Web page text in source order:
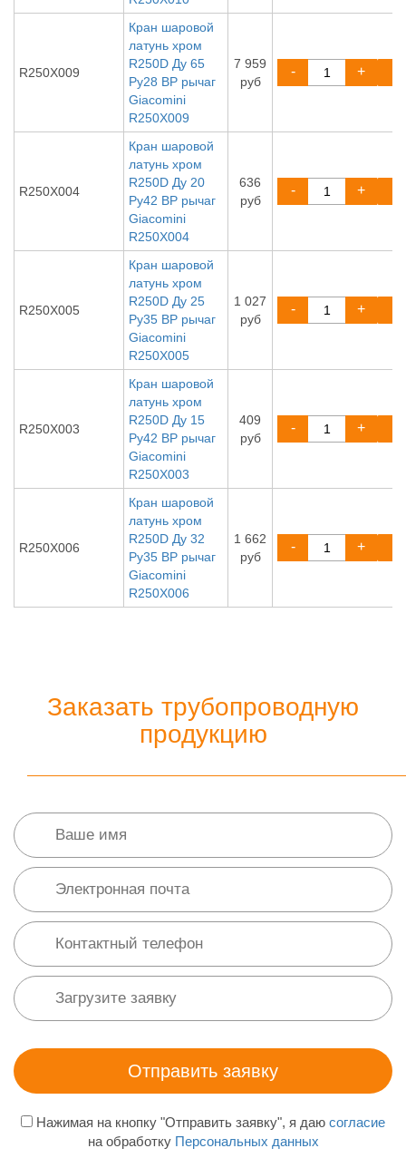
R250X009
Кран шаровой
латунь хром
R250D Ду 65
Ру28 ВР рычаг
Giacomini
R250X009
7 959
руб
- +
R250X004
Кран шаровой
латунь хром
R250D Ду 20
Ру42 ВР рычаг
Giacomini
R250X004
636
руб
- +
R250X005
Кран шаровой
латунь хром
R250D Ду 25
Ру35 ВР рычаг
Giacomini
R250X005
1 027
руб
- +
R250X003
Кран шаровой
латунь хром
R250D Ду 15
Ру42 ВР рычаг
Giacomini
R250X003
409
руб
- +
R250X006
Кран шаровой
латунь хром
R250D Ду 32
Ру35 ВР рычаг
Giacomini
R250X006
1 662
руб
- +
Заказать трубопроводную
продукцию
Нажимая на кнопку "Отправить заявку", я даю согласие
на обработку Персональных данных